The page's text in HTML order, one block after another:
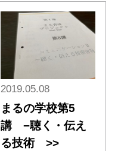
2019.05.08
まるの学校第5
講 −聴く・伝え
る技術 >>